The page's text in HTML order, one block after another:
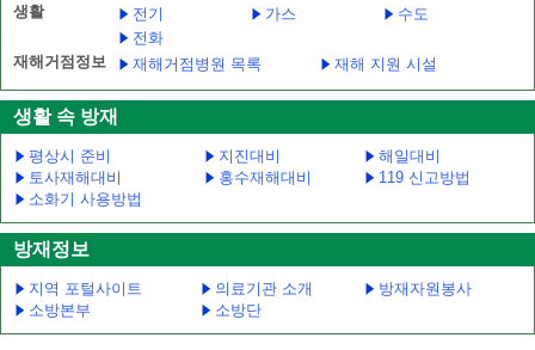
생활 전기 가스
수도
전화
재해거점정보
재해거점병원 목록 재해 지원 시설
생활 속 방재
평상시 준비 지진대비
해일대비
토사재해대비
홍수재해대비
119 신고방법
소화기 사용방법
방재정보
지역 포털사이트 의료기관 소개
방재자원봉사
소방본부
소방단